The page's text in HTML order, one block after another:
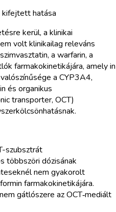
kifejtett hatása
kerül, a klinikai
volt klinikailag releváns
a warfarin, a
farmakokinetikájára, amely in
a CYP3A4,
és organikus
transporter, OCT)
szubsztrát
többszöri dózisának
nem gyakorolt
farmakokinetikájára.
gátlószere az OCT‑mediált